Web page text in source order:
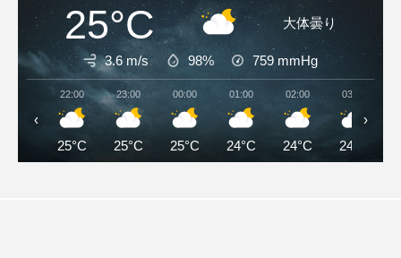
25°C 大体曇り
3.6 m/s 98% 759 mmHg
22:00
25°C
23:00
25°C
00:00
25°C
01:00
24°C
02:00
24°C
03:00
24°C
‹ ›